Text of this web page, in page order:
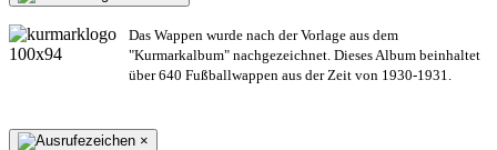
Das Wappen wurde nach der Vorlage aus dem
"Kurmarkalbum" nachgezeichnet. Dieses Album beinhaltet
über 640 Fußballwappen aus der Zeit von 1930-1931.
×